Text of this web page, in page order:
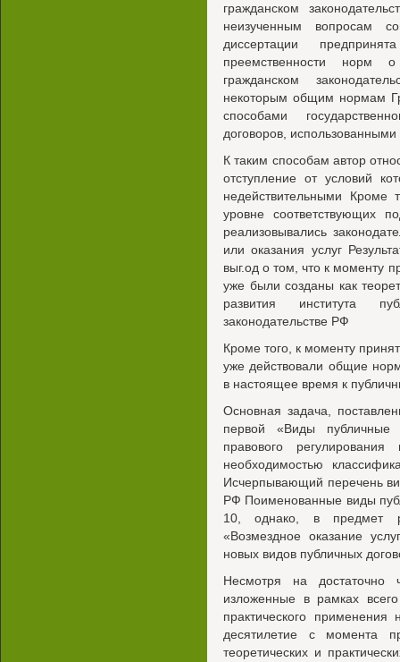
гражданском
неизученным вопросам
диссертации
преемственности норм
гражданском
некоторым общим нормам
способами
договоров,
К таким способам автор
отступление от условий
недействительными Кроме
уровне соответствующих
реализовывались
или оказания услуг
выг.од о том, что к моменту
уже были созданы как
развития института
законодательстве РФ
Кроме того, к моменту
уже действовали общие
в настоящее время к
Основная задача,
первой «Виды публичные
правового
необходимостью
Исчерпывающий перечень
РФ Поименованные виды
10, однако, в предмет
«Возмездное оказание
новых видов публичных
Несмотря на достаточно
изложенные в рамках
практического
десятилетие с момента
теоретических и